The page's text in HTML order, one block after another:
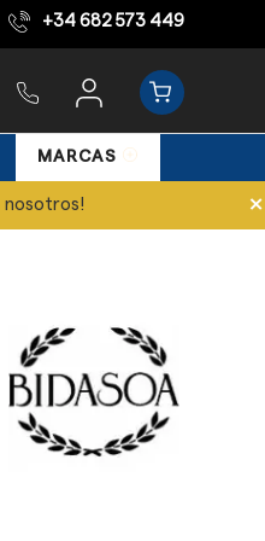
+34 682 573 449
MARCAS
nosotros! ×